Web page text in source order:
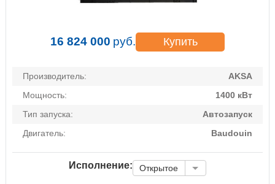
16 824 000 руб. Купить
Производитель:
AKSA
Мощность:
1400 кВт
Тип запуска:
Автозапуск
Двигатель:
Baudouin
Исполнение: Открытое